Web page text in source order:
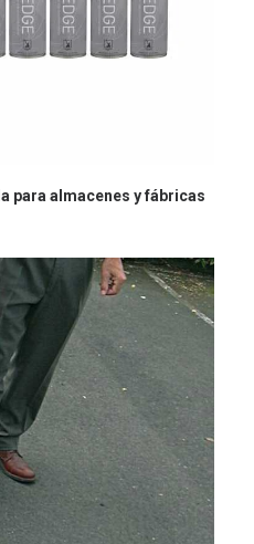
para almacenes y fábricas